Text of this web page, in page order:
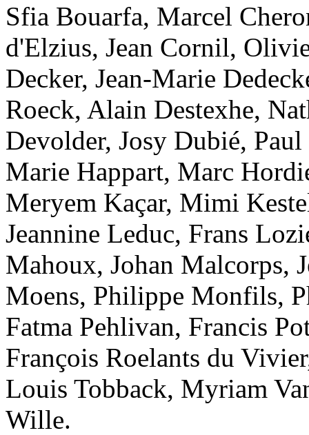
Sfia Bouarfa, Marcel
d'Elzius, Jean Cornil,
Decker, Jean-Marie
Roeck, Alain Destexhe,
Devolder, Josy Dubié,
Marie Happart, Marc
Meryem Kaçar, Mimi
Jeannine Leduc, Frans
Mahoux, Johan Malcorps,
Moens, Philippe Monfils,
Fatma Pehlivan, Francis
François Roelants du
Louis Tobback, Myriam
Wille.